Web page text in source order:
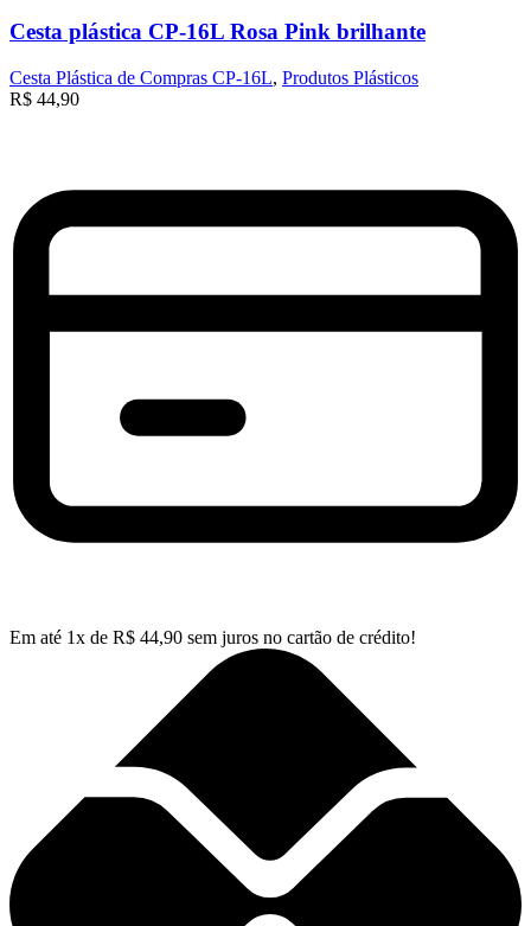
Cesta plástica CP-16L Rosa Pink brilhante
Cesta Plástica de Compras CP-16L, Produtos Plásticos
R$ 44,90
Em até 1x de R$ 44,90 sem juros no cartão de crédito!